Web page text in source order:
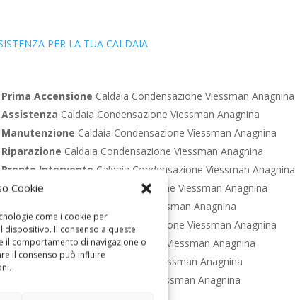
Cookie
come i cookie per
Il consenso a queste
il comportamento di navigazione o
il consenso può influire
PER LA TUA CALDAIA
Prima Accensione Caldaia Condensazione Viessman Anagnina
Assistenza Caldaia Condensazione Viessman Anagnina
Manutenzione Caldaia Condensazione Viessman Anagnina
Riparazione Caldaia Condensazione Viessman Anagnina
Pronto Intervento Caldaia Condensazione Viessman Anagnina
Sostituzione
Caldaia Condensazione Viessman Anagnina
Caldaia Condensazione Viessman Anagnina
Controllo FumiCaldaia Condensazione Viessman Anagnina
Bollino BluCaldaia Condensazione Viessman Anagnina
VenditaCaldaia Condensazione Viessman Anagnina
Caldaia Condensazione Viessman Anagnina